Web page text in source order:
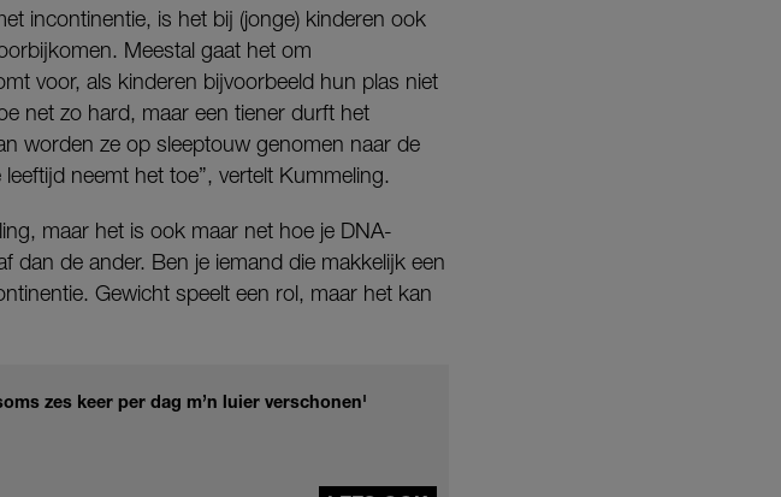
incontinentie, is het bij (jonge) kinderen ook
Meestal gaat het om
voor, als kinderen bijvoorbeeld hun plas niet
net zo hard, maar een tiener durft het
worden ze op sleeptouw genomen naar de
neemt het toe”, vertelt Kummeling.
maar het is ook maar net hoe je DNA-
dan de ander. Ben je iemand die makkelijk een
Gewicht speelt een rol, maar het kan
zes keer per dag m’n luier verschonen'